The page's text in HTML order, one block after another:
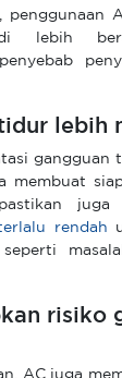
penggunaan
lebih
lebih
gangguan
membuat
rendah
risiko
AC juga